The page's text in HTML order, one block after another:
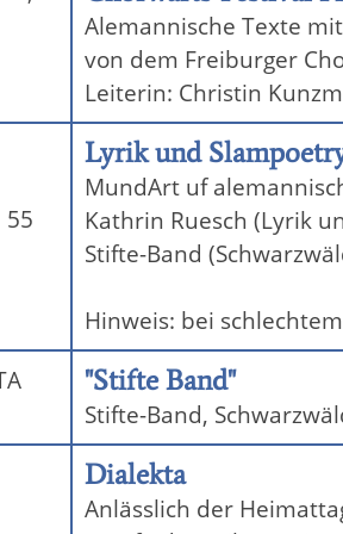
Alemannische Texte
von dem Freiburger
Leiterin: Christin
55
Lyrik und
MundArt uf
Kathrin Ruesch (Lyrik
Stifte-Band
Hinweis: bei
"Stifte Band"
Stifte-Band,
Dialekta
Anlässlich der